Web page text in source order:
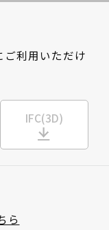
ご利用いただけ
IFC(3D)
ら